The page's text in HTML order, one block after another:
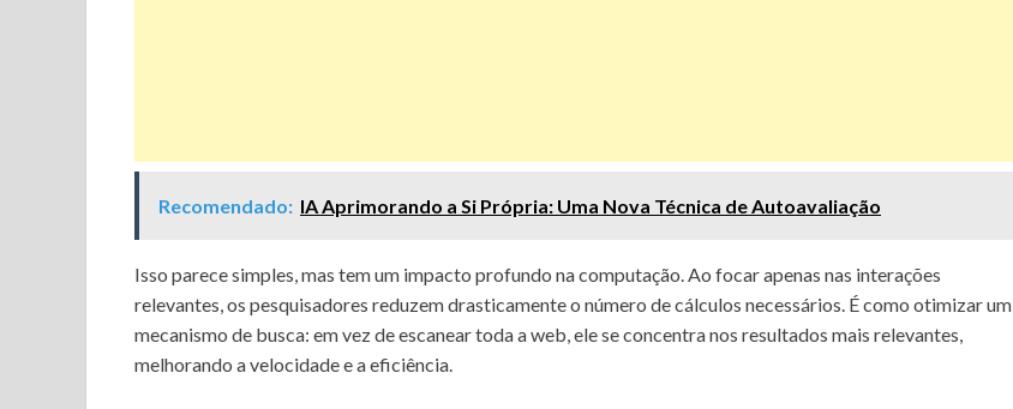
Recomendado: IA Aprimorando a Si Própria: Uma Nova Técnica de Autoavaliação
Isso parece simples, mas tem um impacto profundo na computação. Ao focar apenas nas interações
relevantes, os pesquisadores reduzem drasticamente o número de cálculos necessários. É como otimizar um
mecanismo de busca: em vez de escanear toda a web, ele se concentra nos resultados mais relevantes,
melhorando a velocidade e a eficiência.